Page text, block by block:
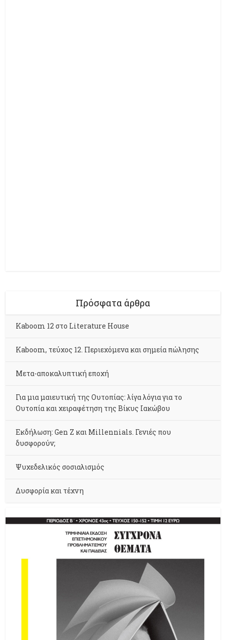
Πρόσφατα άρθρα
Kaboom 12 στο Literature House
Kaboom, τεύχος 12. Περιεχόμενα και σημεία πώλησης
Μετα-αποκαλυπτική εποχή
Για μια μαιευτική της Ουτοπίας: λίγα λόγια για το
Ουτοπία και χειραφέτηση της Βίκυς Ιακώβου
Εκδήλωση: Gen Z και Millennials. Γενιές που
δυσφορούν;
Ψυχεδελικός σοσιαλισμός
Δυσφορία και τέχνη